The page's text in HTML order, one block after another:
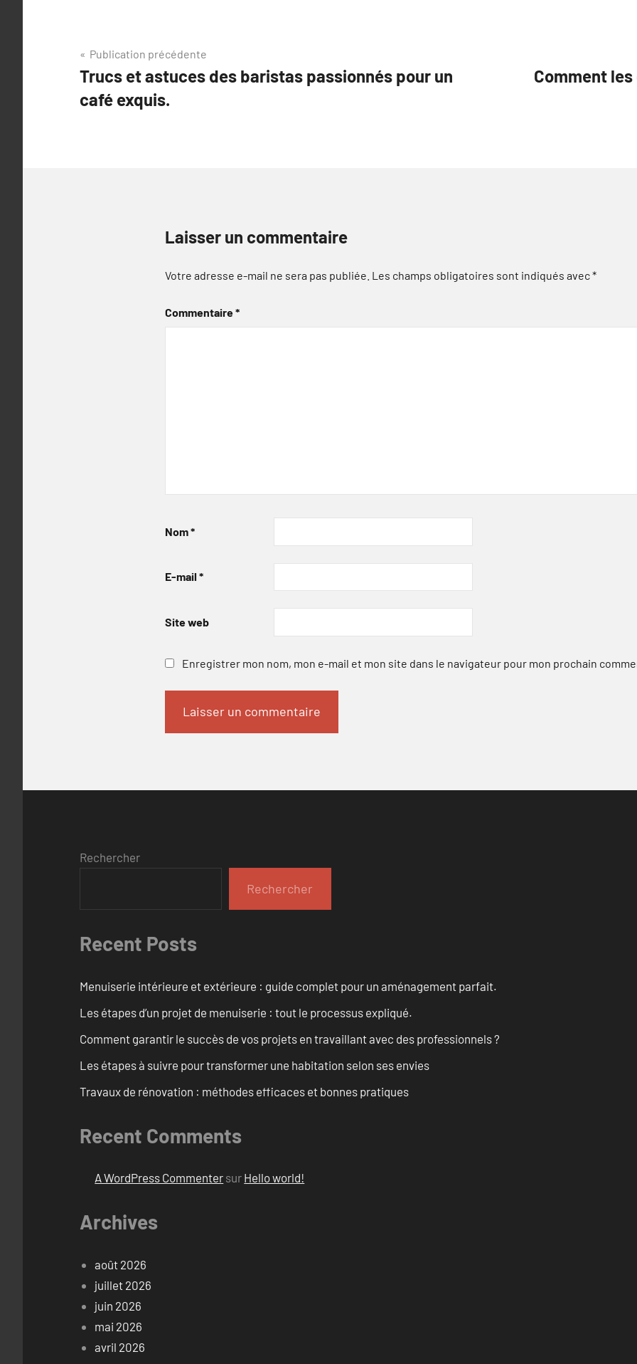
Navigation
de
l’article
Publication précédente
Trucs et astuces des baristas passionnés pour un
café exquis.
Comment
Laisser un commentaire
Votre adresse e-mail ne sera pas publiée. Les champs obligatoires sont indiqués avec*
Commentaire*
Nom*
E-mail *
Site web
Enregistrer mon nom, mon e-mail et mon site dans le navigateur pour mon prochain
Rechercher
Rechercher
Recent Posts
Menuiserie intérieure et extérieure : guide complet pour un aménagement parfait.
Les étapes d’un projet de menuiserie : tout le processus expliqué.
Comment garantir le succès de vos projets en travaillant avec des professionnels ?
Les étapes à suivre pour transformer une habitation selon ses envies
Travaux de rénovation : méthodes efficaces et bonnes pratiques
Recent Comments
A WordPress Commenter sur Hello world!
Archives
août 2026
juillet 2026
juin 2026
mai 2026
avril 2026